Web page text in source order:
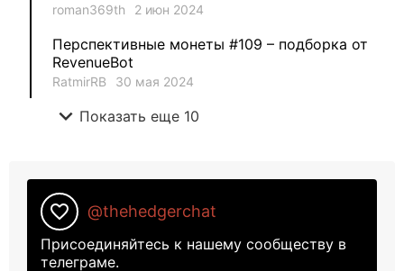
roman369th 2 июн 2024
Перспективные монеты #109 – подборка от
RevenueBot
RatmirRB 30 мая 2024
expand_more Показать еще 10
favorite_border @thehedgerchat
Присоединяйтесь к нашему сообществу в
телеграме.